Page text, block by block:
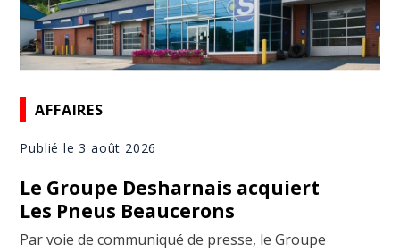
AFFAIRES
Publié le 3 août 2026
Le Groupe Desharnais acquiert
Les Pneus Beaucerons
Par voie de communiqué de presse, le Groupe